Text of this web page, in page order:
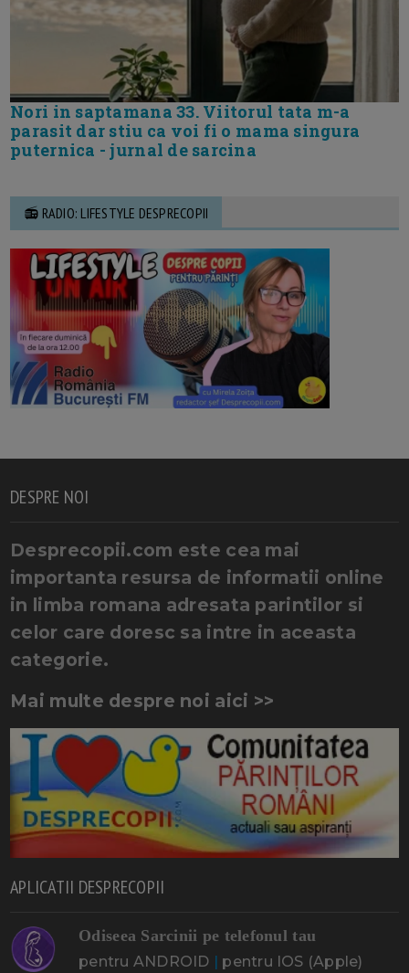
Nori in saptamana 33. Viitorul tata m-a
parasit dar stiu ca voi fi o mama singura
puternica - jurnal de sarcina
📻 RADIO: LIFESTYLE DESPRECOPII
DESPRE NOI
Desprecopii.com este cea mai
importanta resursa de informatii online
in limba romana adresata parintilor si
celor care doresc sa intre in aceasta
categorie.
Mai multe despre noi aici >>
APLICATII DESPRECOPII
Odiseea Sarcinii pe telefonul tau
pentru ANDROID | pentru IOS (Apple)